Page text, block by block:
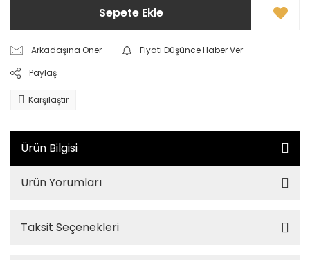
Sepete Ekle
Arkadaşına Öner
Fiyatı Düşünce Haber Ver
Paylaş
Karşılaştır
Ürün Bilgisi
Ürün Yorumları
Taksit Seçenekleri